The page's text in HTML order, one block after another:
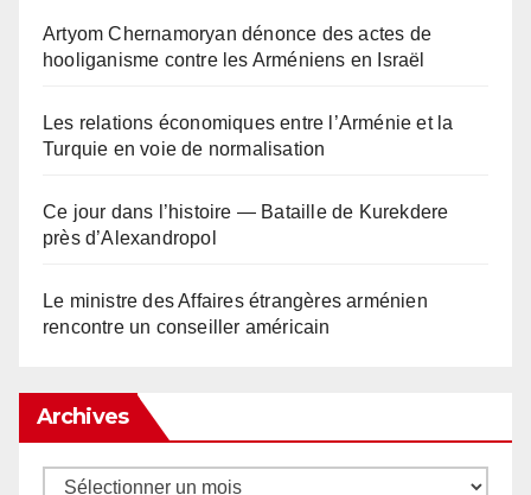
Artyom Chernamoryan dénonce des actes de
hooliganisme contre les Arméniens en Israël
Les relations économiques entre l’Arménie et la
Turquie en voie de normalisation
Ce jour dans l’histoire — Bataille de Kurekdere
près d’Alexandropol
Le ministre des Affaires étrangères arménien
rencontre un conseiller américain
Archives
Archives